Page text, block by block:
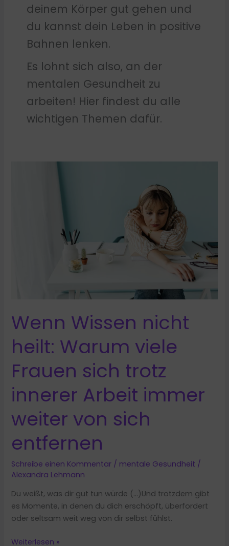
deinem Körper gut gehen und
du kannst dein Leben in positive
Bahnen lenken.
Es lohnt sich also, an der
mentalen Gesundheit zu
arbeiten! Hier findest du alle
wichtigen Themen dafür.
Wenn Wissen nicht
heilt: Warum viele
Frauen sich trotz
innerer Arbeit immer
weiter von sich
entfernen
Schreibe einen Kommentar / mentale Gesundheit /
Alexandra Lehmann
Du weißt, was dir gut tun würde (…)Und trotzdem gibt
es Momente, in denen du dich erschöpft, überfordert
oder seltsam weit weg von dir selbst fühlst.
Wenn
Weiterlesen »